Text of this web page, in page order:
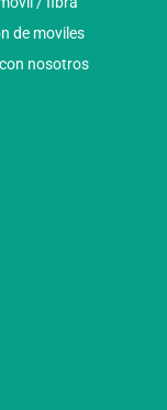
de moviles
nosotros